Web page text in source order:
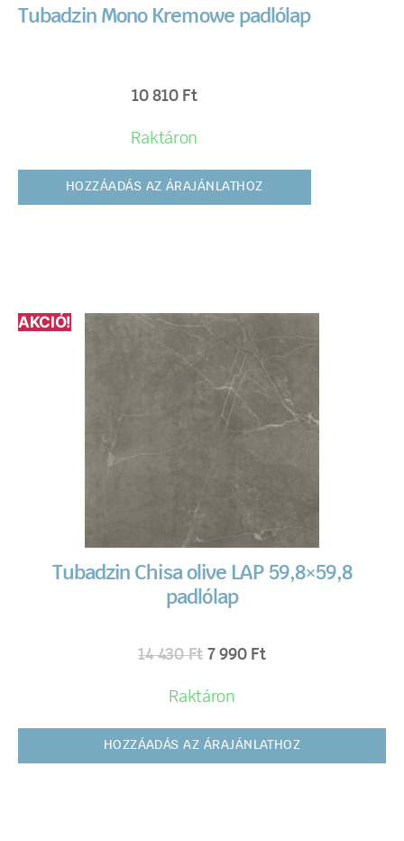
Tubadzin Mono Kremowe padlólap
10 810 Ft
Raktáron
HOZZÁADÁS AZ ÁRAJÁNLATHOZ
AKCIÓ!
Tubadzin Chisa olive LAP 59,8×59,8
padlólap
14 430Ft 7 990 Ft
Raktáron
HOZZÁADÁS AZ ÁRAJÁNLATHOZ